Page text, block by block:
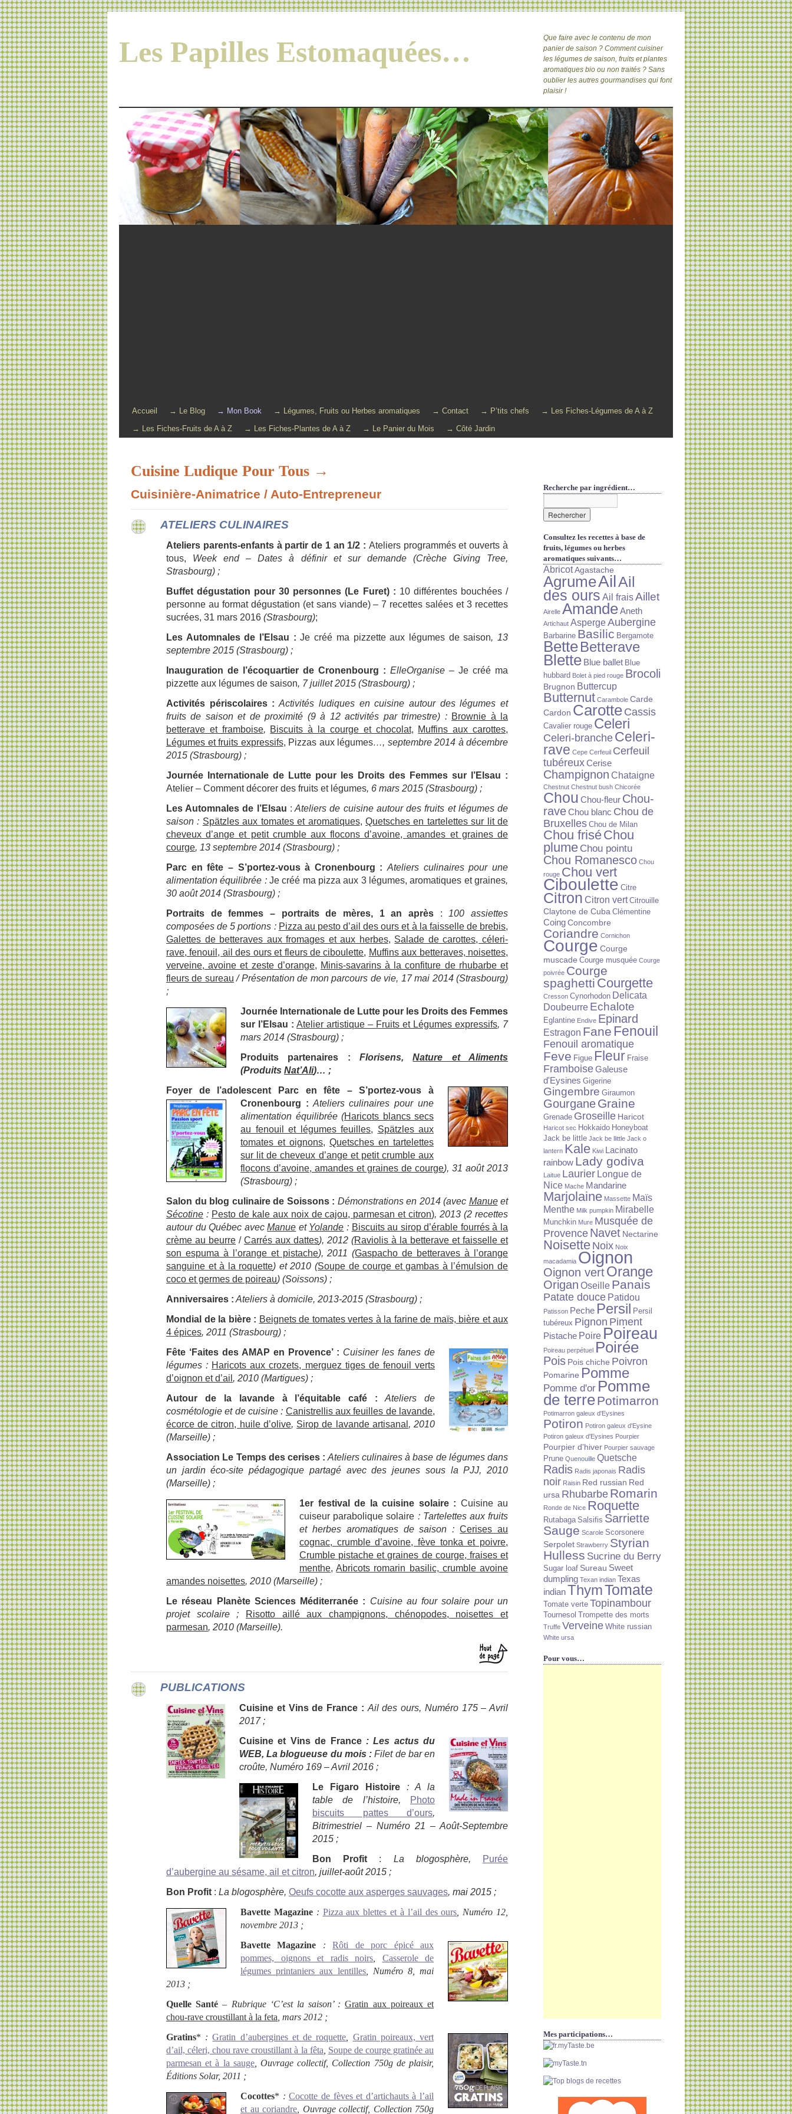
Les Papilles Estomaquées…
Que faire avec le contenu de mon
panier de saison ? Comment cuisiner
les légumes de saison, fruits et plantes
aromatiques bio ou non traités ? Sans
oublier les autres gourmandises qui font
plaisir !
Accueil → Le Blog → Mon Book → Légumes, Fruits ou Herbes aromatiques → Contact → P’tits chefs
→ Les Fiches-Légumes de A à Z
→ Les Fiches-Fruits de A à Z
→ Les Fiches-Plantes de A à Z → Le Panier du Mois → Côté Jardin
Cuisine Ludique Pour Tous →
Cuisinière-Animatrice / Auto-Entrepreneur
ATELIERS CULINAIRES
Ateliers parents-enfants à partir de 1 an 1/2 : Ateliers programmés et ouverts à
tous, Week end – Dates à définir et sur demande (Crèche Giving Tree,
Strasbourg) ;
Buffet dégustation pour 30 personnes (Le Furet) : 10 différentes bouchées /
personne au format dégustation (et sans viande) – 7 recettes salées et 3 recettes
sucrées, 31 mars 2016 (Strasbourg);
Les Automnales de l’Elsau :Je créé ma pizzette aux légumes de saison, 13
septembre 2015 (Strasbourg) ;
Inauguration de l’écoquartier de Cronenbourg : ElleOrganise – Je créé ma
pizzette aux légumes de saison, 7 juillet 2015 (Strasbourg) ;
Activités périscolaires : Activités ludiques en cuisine autour des légumes et
fruits de saison et de proximité (9 à 12 activités par trimestre) : Brownie à la
betterave et framboise, Biscuits à la courge et chocolat, Muffins aux carottes,
Légumes et fruits expressifs, Pizzas aux légumes…, septembre 2014 à décembre
2015 (Strasbourg) ;
Journée Internationale de Lutte pour les Droits des Femmes sur l’Elsau :
Atelier – Comment décorer des fruits et légumes, 6 mars 2015 (Strasbourg) ;
Les Automnales de l’Elsau : Ateliers de cuisine autour des fruits et légumes de
saison : Spätzles aux tomates et aromatiques, Quetsches en tartelettes sur lit de
cheveux d’ange et petit crumble aux flocons d’avoine, amandes et graines de
courge, 13 septembre 2014 (Strasbourg) ;
Parc en fête – S’portez-vous à Cronenbourg : Ateliers culinaires pour une
alimentation équilibrée :Je créé ma pizza aux 3 légumes, aromatiques et graines,
30 août 2014 (Strasbourg) ;
Portraits de femmes – portraits de mères, 1 an après : 100 assiettes
composées de 5 portions : Pizza au pesto d’ail des ours et à la faisselle de brebis,
Galettes de betteraves aux fromages et aux herbes, Salade de carottes, céleri-
rave, fenouil, ail des ours et fleurs de ciboulette, Muffins aux betteraves, noisettes,
verveine, avoine et zeste d’orange, Minis-savarins à la confiture de rhubarbe et
fleurs de sureau / Présentation de mon parcours de vie, 17 mai 2014 (Strasbourg)
;
Journée Internationale de Lutte pour les Droits des Femmes
sur l’Elsau : Atelier artistique – Fruits et Légumes expressifs, 7
mars 2014 (Strasbourg) ;
Produits partenaires
: Florisens,Nature et Aliments
(Produits Nat’Ali)… ;
Foyer de l’adolescent
Parc en fête – S’portez-vous à
Cronenbourg : Ateliersculinaires pour une
alimentation équilibrée (Haricots blancs secs
au fenouil et légumes feuilles, Spätzles aux
tomates et oignons, Quetsches en tartelettes
sur lit de cheveux d’ange et petit crumble aux
flocons d’avoine, amandes et graines de courge), 31 août 2013
(Strasbourg) ;
Salon du blog culinaire de Soissons: Démonstrations en 2014 (avec Manueet
Sécotine : Pesto de kale aux noix de cajou, parmesan et citron), 2013 (2 recettes
autour du Québec avecManue et Yolande : Biscuits au sirop d’érable fourrés à la
crème au beurre / Carrés aux dattes), 2012 (Raviolis à la betterave et faisselle et
son espuma à l’orange et pistache), 2011 (Gaspacho de betteraves à l’orange
sanguine et à la roquette) et 2010 (Soupe de courge et gambas à l’émulsion de
coco et germes de poireau) (Soissons) ;
Anniversaires : Ateliers à domicile, 2013-2015 (Strasbourg) ;
Mondial de la bière : Beignets de tomates vertes à la farine de maïs, bière et aux
4 épices, 2011 (Strasbourg) ;
Fête ‘Faites des AMAP en Provence’ : Cuisiner les fanes de
légumes : Haricots aux crozets, merguez tiges de fenouil verts
d’oignon et d’ail , 2010 (Martigues) ;
Autour de la lavande à l’équitable café : Ateliers de
cosmétologie et de cuisine : Canistrellis aux feuilles de lavande,
écorce de citron, huile d’olive, Sirop de lavande artisanal , 2010
(Marseille) ;
Association Le Temps des cerises : Ateliers culinaires à base de légumes dans
un jardin éco-site pédagogique partagé avec des jeunes sous la PJJ, 2010
(Marseille) ;
1er festival de la cuisine solaire : Cuisine au
cuiseur parabolique solaire : Tartelettes aux fruits
et herbes aromatiques de saison :Cerises au
cognac, crumbl e d’avoine, fève tonka et poivre,
Crumble pistache et graines de courge, fraises et
menthe, Abricots romarin basilic, crumbleavoine
amandes noisettes, 2010 (Marseille) ;
Le réseau Planète Sciences Méditerranée : Cuisine aufour solaire pour un
projet scolaire ;
Risotto aillé aux champignons, chénopodes, noisettes et
parmesan, 2010 (Marseille).
PUBLICATIONS
Cuisine et Vins de France : Ail des ours, Numéro 175 – Avril
2017 ;
Cuisine et Vins de France : Les actus du
WEB, La blogueuse du mois :Filet de bar en
croûte, Numéro 169 – Avril 2016 ;
Le Figaro Histoire : A la
table de l’histoire,
Photo
biscuits pattes d’ours,
Bitrimestriel – Numéro 21 – Août-Septembre
2015 ;
Bon Profit : La blogosphère,
Purée
d’aubergine au sésame, ail et citron, juillet-août 2015 ;
Bon Profit : La blogosphère, Oeufs cocotte aux asperges sauvages, mai 2015 ;
Bavette Magazine: Pizza aux blettes et à l’ail des ours
Numéro 12,
novembre 2013 ;
Bavette Magazine :Rôti de porc épicé aux
pommes, oignons et radis noirs
Casserole de
légumes printaniers aux lentilles , Numéro 8, mai
2013 ;
Quelle Santé– Rubrique ‘C’est la saison’ :Gratin aux poireaux et
chou-rave croustillant à la feta , mars 2012 ;
Gratins* : Gratin d’aubergines et de roquette
Gratin poireaux, vert
d’ail, céleri, chou rave croustillantà la fêta Soupe de courge gratinée au
parmesan et à la sauge, Ouvrage collectif, Collection 750g de plaisir,
Éditions Solar, 2011 ;
Cocottes* :Cocotte de fèves et d’artichauts à l’ail
et au coriandre Ouvrage collectif, Collection 750g
Recherche par ingrédient…
Consultez les recettes à base de
fruits, légumes ou herbes
aromatiques suivants…
AbricotAgastache
AgrumeAilAil
des ours Ail fraisAillet
Airelle AmandeAneth
Artichaut AspergeAubergine
Barbarine Basilic Bergamote
BetteBetterave
Blette Blue ballet Blue
hubbard Bolet à pied rouge Brocoli
Brugnon Buttercup
Butternut Carambole Carde
Cardon Carotte Cassis
Cavalier rouge Celeri
Celeri-branche Celeri-
rave Cepe Cerfeuil Cerfeuil
tubéreuxCerise
Champignon Chataigne
Chestnut Chestnut bush Chicorée
Chou Chou-fleur Chou-
raveChou blanc Chou de
Bruxelles Chou de Milan
Chou friséChou
plume Chou pointu
Chou Romanesco Chou
rouge Chou vert
Ciboulette Citre
Citron Citron vert Citrouille
Claytone de Cuba Clémentine
CoingConcombre
Coriandre Cornichon
Courge Courge
muscade Courge musquée Courge
poivrée Courge
spaghetti Courgette
Cresson Cynorhodon Delicata
Doubeurre Echalote
Eglantine Endive Epinard
Estragon Fane Fenouil
Fenouil aromatique
Feve Figue Fleur Fraise
FramboiseGaleuse
d'Eysines Gigerine
Gingembre Giraumon
GourganeGraine
Grenade Groseille Haricot
Haricot sec Hokkaido Honeyboat
Jack be little Jack be llittle Jack o
lantern Kale Kiwi
Lacinato
rainbow Lady godiva
Laitue Laurier Longue de
Nice Mache Mandarine
Marjolaine Massette Maïs
Menthe Milk pumpkin Mirabelle
Munchkin Mure Musquée de
Provence Navet Nectarine
Noisette Noix Noix
macadamia Oignon
Oignon vertOrange
Origan Oseille Panais
Patate douce Patidou
Patisson Peche Persil Persil
tubéreux Pignon Piment
Pistache Poire Poireau
Poireau perpétuel Poirée
Pois Pois chiche Poivron
Pomarine Pomme
Pomme d'or Pomme
de terrePotimarron
Potimarron galeux d'Eysines
Potiron Potiron galeux d'Eysine
Potiron galeux d'Eysines Pourpier
Pourpier d'hiver Pourpier sauvage
Prune Quenouille Quetsche
Radis Radis japonais Radis
noir Raisin Red russian Red
ursa Rhubarbe Romarin
Ronde de Nice Roquette
Rutabaga Salsifis Sarriette
Sauge Scarole Scorsonere
Serpolet Strawberry Styrian
Hulless Sucrine du Berry
Sugar loaf Sureau Sweet
dumpling Texan indian Texas
indianThymTomate
Tomate verte Topinambour
Tournesol Trompette des morts
Truffe Verveine White russian
White ursa
Pour vous…
Mes participations…